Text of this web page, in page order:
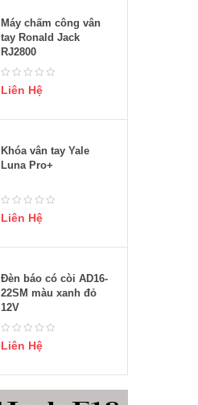
Máy chấm công vân
tay Ronald Jack
RJ2800
Liên Hệ
Khóa vân tay Yale
Luna Pro+
Liên Hệ
Đèn báo có còi AD16-
22SM màu xanh đỏ
12V
Liên Hệ